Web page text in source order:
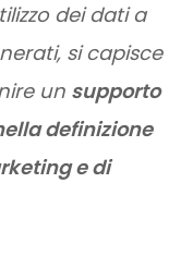
dei dati a
si capisce
un supporto
definizione
e di